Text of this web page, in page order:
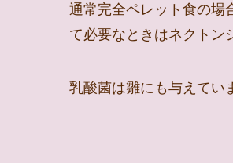
通常完全ペレット食の場
て必要なときはネクトン
乳酸菌は雛にも与えてい